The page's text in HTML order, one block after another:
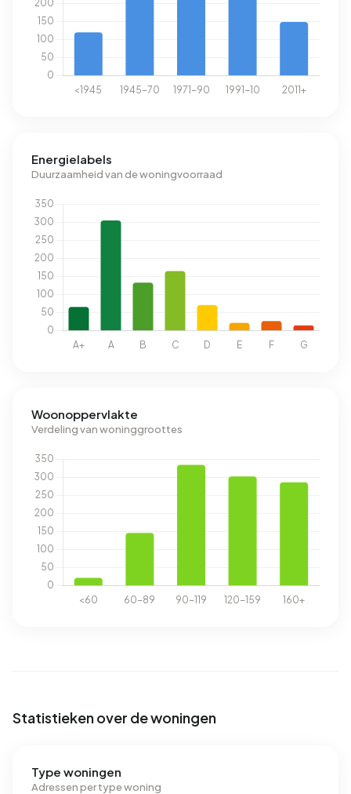
Energielabels
Duurzaamheid van de woningvoorraad
Woonoppervlakte
Verdeling van woninggroottes
Statistieken over de woningen
Type woningen
Adressen per type woning